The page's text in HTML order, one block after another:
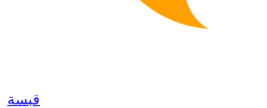
قبسة